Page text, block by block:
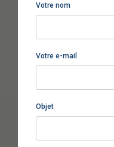
Votre nom
Votre e-mail
Objet